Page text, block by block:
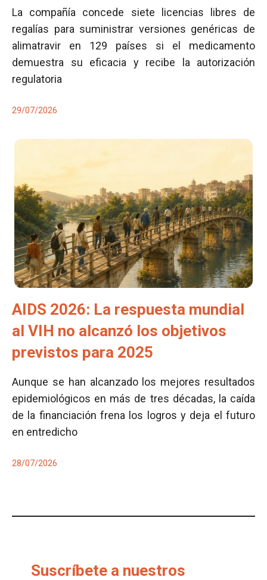
La compañía concede siete licencias libres de
regalías para suministrar versiones genéricas de
alimatravir en 129 países si el medicamento
demuestra su eficacia y recibe la autorización
regulatoria
29/07/2026
AIDS 2026: La respuesta mundial
al VIH no alcanzó los objetivos
previstos para 2025
Aunque se han alcanzado los mejores resultados
epidemiológicos en más de tres décadas, la caída
de la financiación frena los logros y deja el futuro
en entredicho
28/07/2026
Suscríbete a nuestros